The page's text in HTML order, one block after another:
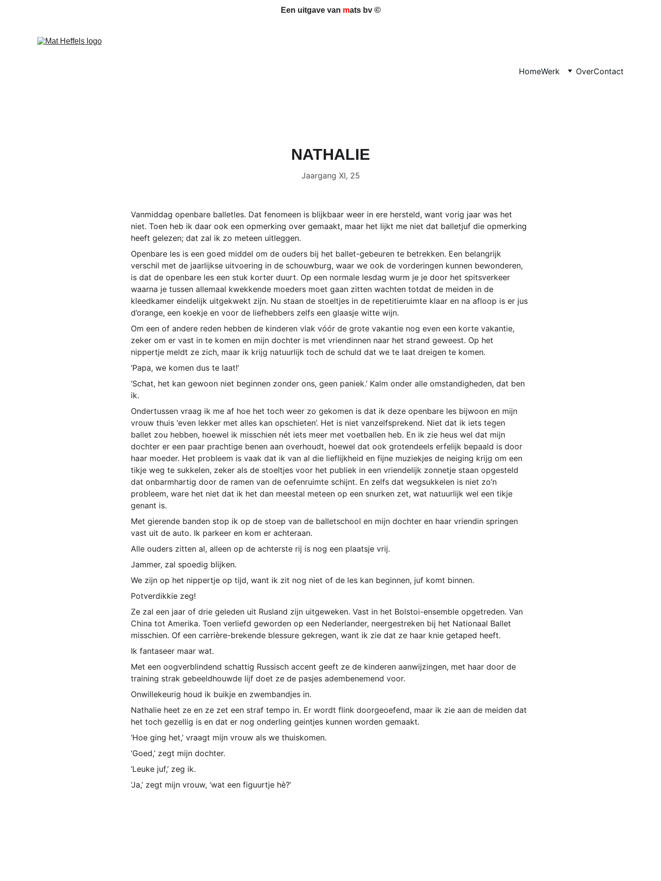
Een uitgave van mats bv ©
HomeWerk OverContact
NATHALIE
Jaargang XI, 25
Vanmiddag openbare balletles. Dat fenomeen is blijkbaar weer in ere hersteld, want vorig jaar was het
niet. Toen heb ik daar ook een opmerking over gemaakt, maar het lijkt me niet dat balletjuf die opmerking
heeft gelezen; dat zal ik zo meteen uitleggen.
Openbare les is een goed middel om de ouders bij het ballet-gebeuren te betrekken. Een belangrijk
verschil met de jaarlijkse uitvoering in de schouwburg, waar we ook de vorderingen kunnen bewonderen,
is dat de openbare les een stuk korter duurt. Op een normale lesdag wurm je je door het spitsverkeer
waarna je tussen allemaal kwekkende moeders moet gaan zitten wachten totdat de meiden in de
kleedkamer eindelijk uitgekwekt zijn. Nu staan de stoeltjes in de repetitieruimte klaar en na afloop is er jus
d’orange, een koekje en voor de liefhebbers zelfs een glaasje witte wijn.
Om een of andere reden hebben de kinderen vlak vóór de grote vakantie nog even een korte vakantie,
zeker om er vast in te komen en mijn dochter is met vriendinnen naar het strand geweest. Op het
nippertje meldt ze zich, maar ik krijg natuurlijk toch de schuld dat we te laat dreigen te komen.
‘Papa, we komen dus te laat!’
‘Schat, het kan gewoon niet beginnen zonder ons, geen paniek.’ Kalm onder alle omstandigheden, dat ben
ik.
Ondertussen vraag ik me af hoe het toch weer zo gekomen is dat ik deze openbare les bijwoon en mijn
vrouw thuis ‘even lekker met alles kan opschieten’. Het is niet vanzelfsprekend. Niet dat ik iets tegen
ballet zou hebben, hoewel ik misschien nét iets meer met voetballen heb. En ik zie heus wel dat mijn
dochter er een paar prachtige benen aan overhoudt, hoewel dat ook grotendeels erfelijk bepaald is door
haar moeder. Het probleem is vaak dat ik van al die lieflijkheid en fijne muziekjes de neiging krijg om een
tikje weg te sukkelen, zeker als de stoeltjes voor het publiek in een vriendelijk zonnetje staan opgesteld
dat onbarmhartig door de ramen van de oefenruimte schijnt. En zelfs dat wegsukkelen is niet zo’n
probleem, ware het niet dat ik het dan meestal meteen op een snurken zet, wat natuurlijk wel een tikje
genant is.
Met gierende banden stop ik op de stoep van de balletschool en mijn dochter en haar vriendin springen
vast uit de auto. Ik parkeer en kom er achteraan.
Alle ouders zitten al, alleen op de achterste rij is nog een plaatsje vrij.
Jammer, zal spoedig blijken.
We zijn op het nippertje op tijd, want ik zit nog niet of de les kan beginnen, juf komt binnen.
Potverdikkie zeg!
Ze zal een jaar of drie geleden uit Rusland zijn uitgeweken. Vast in het Bolstoi-ensemble opgetreden. Van
China tot Amerika. Toen verliefd geworden op een Nederlander, neergestreken bij het Nationaal Ballet
misschien. Of een carrière-brekende blessure gekregen, want ik zie dat ze haar knie getaped heeft.
Ik fantaseer maar wat.
Met een oogverblindend schattig Russisch accent geeft ze de kinderen aanwijzingen, met haar door de
training strak gebeeldhouwde lijf doet ze de pasjes adembenemend voor.
Onwillekeurig houd ik buikje en zwembandjes in.
Nathalie heet ze en ze zet een straf tempo in. Er wordt flink doorgeoefend, maar ik zie aan de meiden dat
het toch gezellig is en dat er nog onderling geintjes kunnen worden gemaakt.
‘Hoe ging het,’ vraagt mijn vrouw als we thuiskomen.
‘Goed,’ zegt mijn dochter.
‘Leuke juf,’ zeg ik.
‘Ja,’ zegt mijn vrouw, ‘wat een figuurtje hè?’